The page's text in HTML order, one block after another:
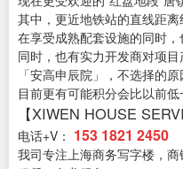
其中，更近地铁站的直线距离
在享受成熟配套设施的同时，
同时，也有实力开发商对项目
「安高申辰院」，不选择的
目前更有可能积分会比以前低
【XIWEN HOUSE
电话+V： 153 1821 2450
我司专注上海商务写字楼，